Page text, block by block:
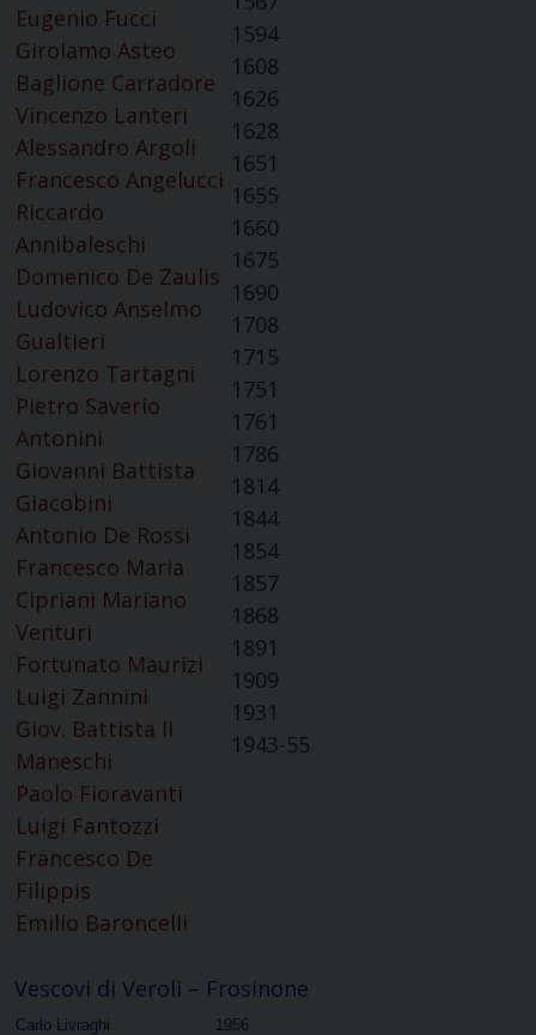
Eugenio Fucci
Girolamo Asteo
Baglione Carradore
Vincenzo Lanteri
Alessandro Argoli
Francesco Angelucci
Riccardo
Annibaleschi
Domenico De Zaulis
Ludovico Anselmo
Gualtieri
Lorenzo Tartagni
Pietro Saverio
Antonini
Giovanni Battista
Giacobini
Antonio De Rossi
Francesco Maria
Cipriani Mariano
Venturi
Fortunato Maurizi
Luigi Zannini
Giov. Battista II
Maneschi
Paolo Fioravanti
Luigi Fantozzi
Francesco De
Filippis
Emilio Baroncelli
1594
1608
1626
1628
1651
1655
1660
1675
1690
1708
1715
1751
1761
1786
1814
1844
1854
1857
1868
1891
1909
1931
1943-55
Vescovi di Veroli – Frosinone
Carlo Livraghi
1956